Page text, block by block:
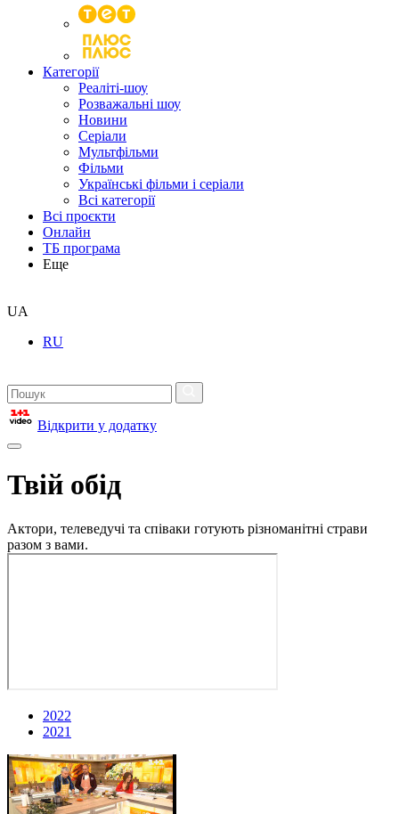
Категорії
Реаліті-шоу
Розважальні шоу
Новини
Серіали
Мультфільми
Фільми
Українські фільми і серіали
Всі категорії
Всі проєкти
Онлайн
ТБ програма
Еще
UA
RU
Відкрити у додатку
Твій обід
Актори, телеведучі та співаки готують різноманітні страви
разом з вами.
2022
2021